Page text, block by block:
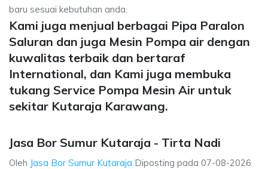
baru sesuai kebutuhan anda.
Kami juga menjual berbagai Pipa Paralon
Saluran dan juga Mesin Pompa air dengan
kuwalitas terbaik dan bertaraf
International, dan Kami juga membuka
tukang Service Pompa Mesin Air untuk
sekitar Kutaraja Karawang.
Jasa Bor Sumur Kutaraja - Tirta Nadi
Oleh Jasa Bor Sumur Kutaraja Diposting pada 07-08-2026